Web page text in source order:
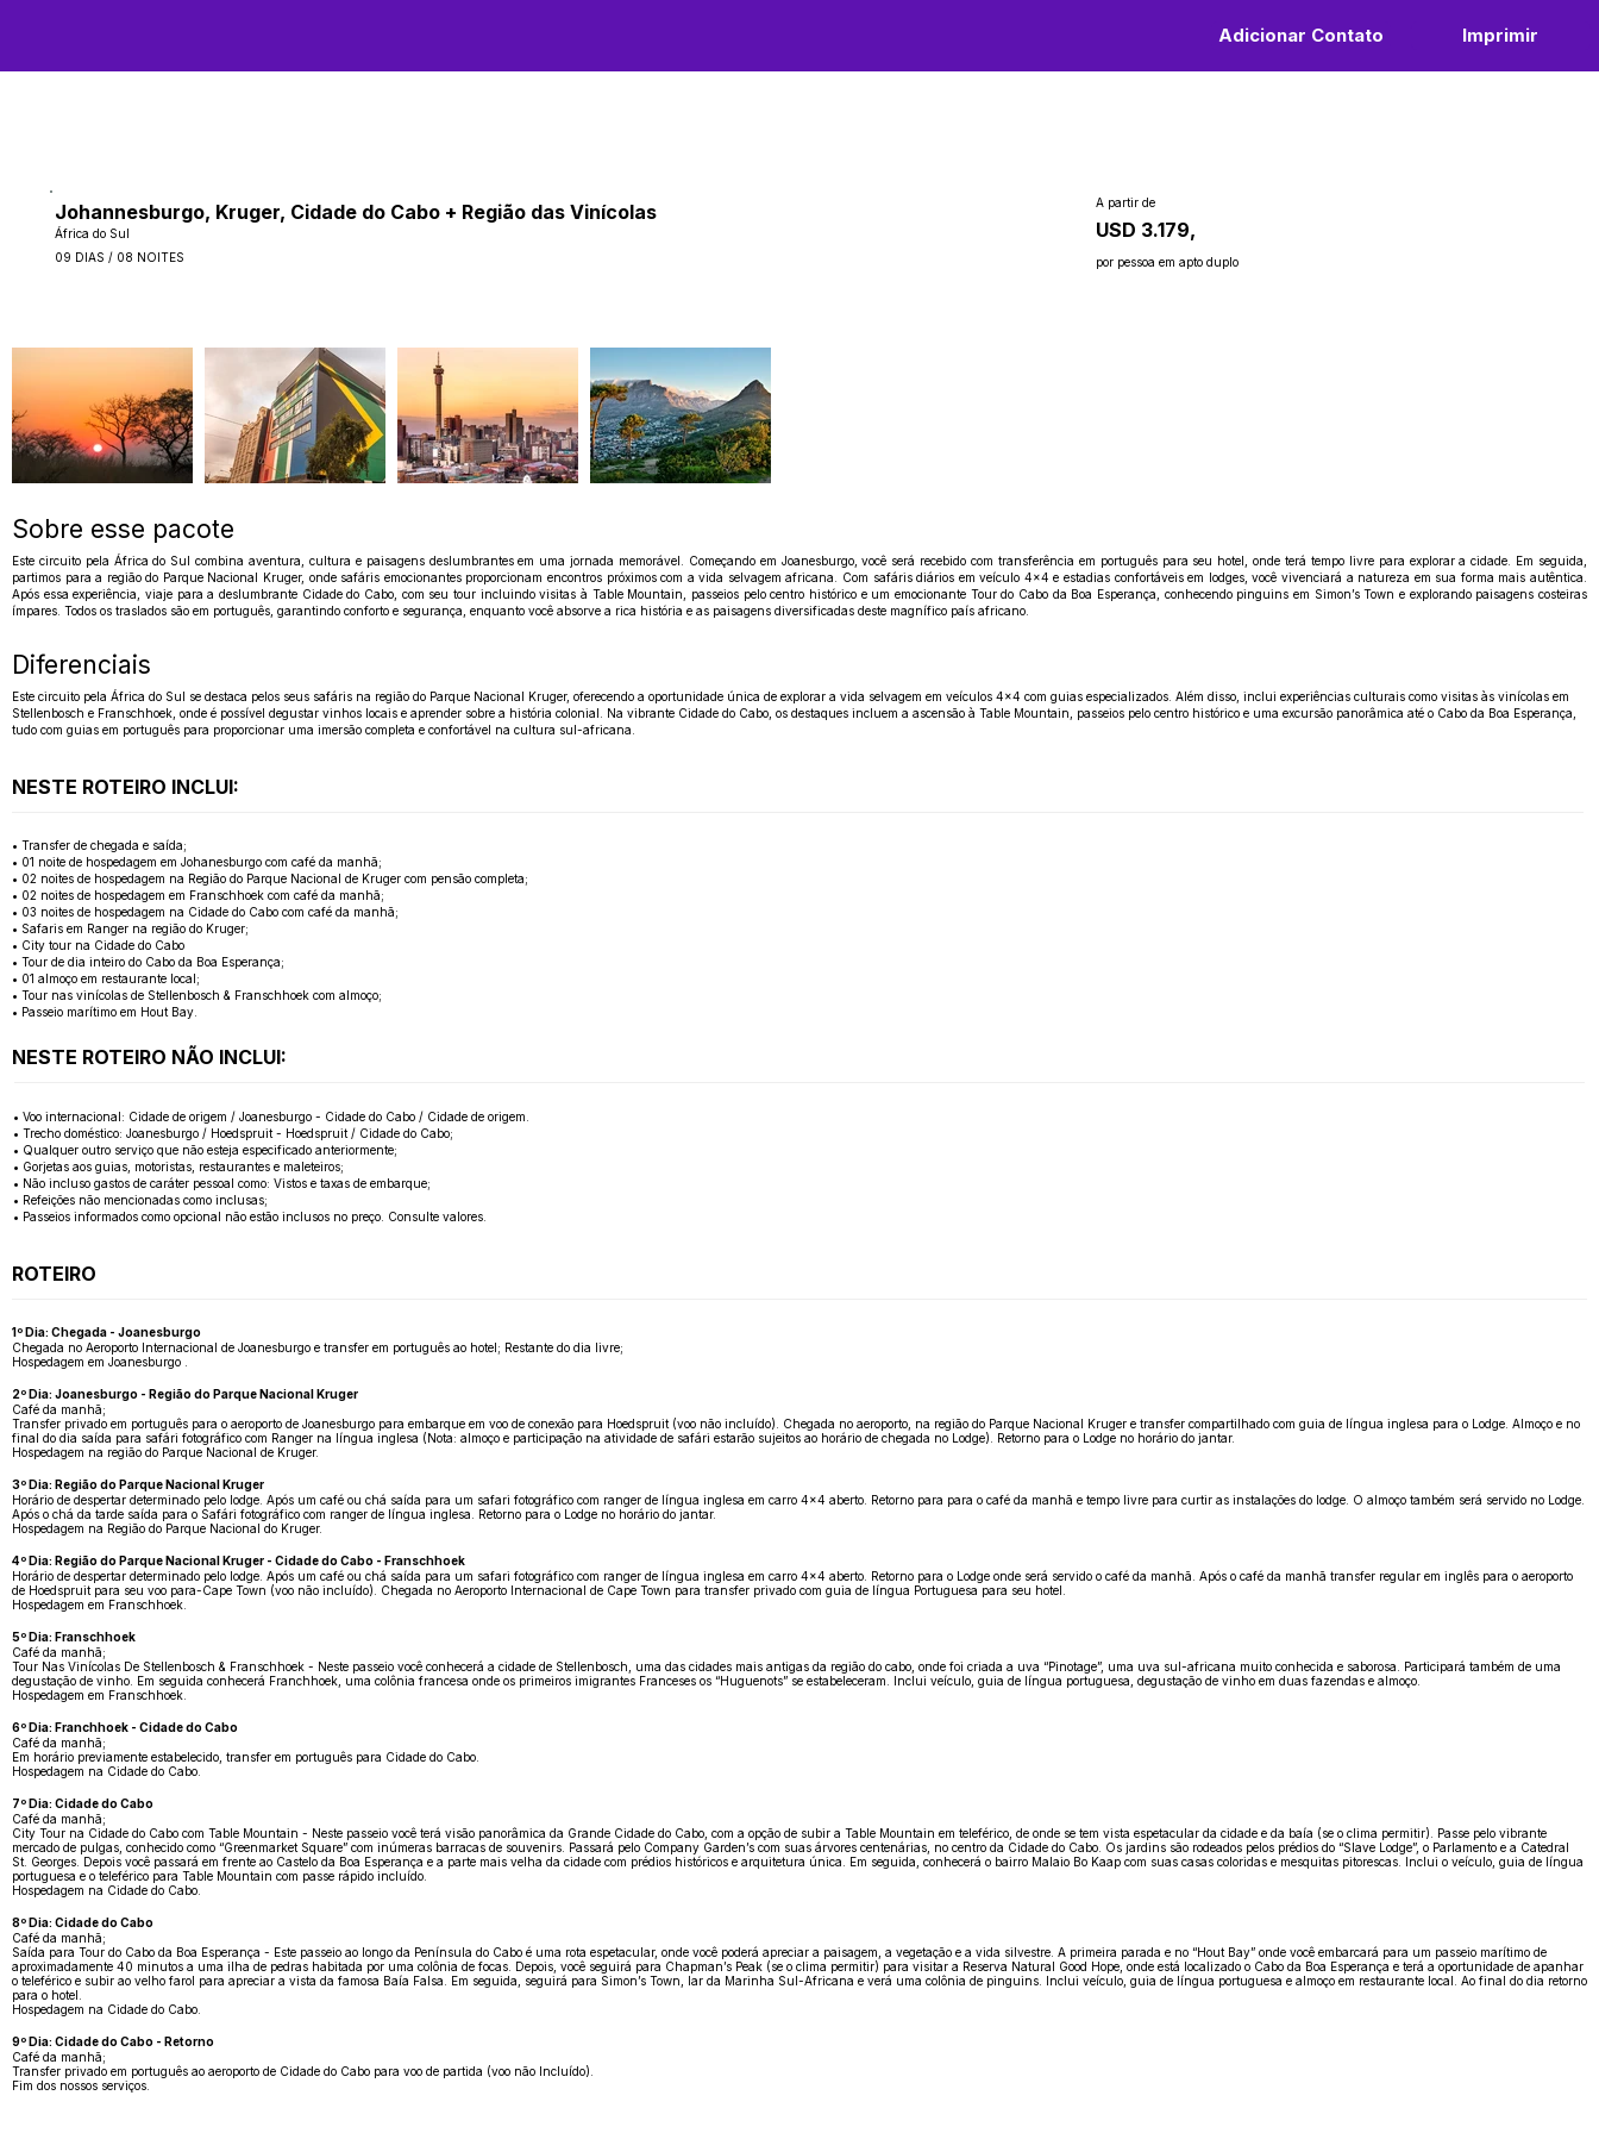
Adicionar Contato Imprimir
Johannesburgo, Kruger, Cidade do Cabo + Região das Vinícolas
África do Sul
09 DIAS / 08 NOITES
A partir de
USD 3.179,
por pessoa em apto duplo
Sobre esse pacote
Este circuito pela África do Sul combina aventura, cultura e paisagens deslumbrantes em uma jornada memorável. Começando em Joanesburgo, você será recebido com transferência em português para seu hotel, onde terá tempo livre para explorar a cidade. Em seguida,
partimos para a região do Parque Nacional Kruger, onde safáris emocionantes proporcionam encontros próximos com a vida selvagem africana. Com safáris diários em veículo 4x4 e estadias confortáveis em lodges, você vivenciará a natureza em sua forma mais autêntica.
Após essa experiência, viaje para a deslumbrante Cidade do Cabo, com seu tour incluindo visitas à Table Mountain, passeios pelo centro histórico e um emocionante Tour do Cabo da Boa Esperança, conhecendo pinguins em Simon’s Town e explorando paisagens costeiras
ímpares. Todos os traslados são em português, garantindo conforto e segurança, enquanto você absorve a rica história e as paisagens diversificadas deste magnífico país africano.
Diferenciais
Este circuito pela África do Sul se destaca pelos seus safáris na região do Parque Nacional Kruger, oferecendo a oportunidade única de explorar a vida selvagem em veículos 4x4 com guias especializados. Além disso, inclui experiências culturais como visitas às vinícolas em
Stellenbosch e Franschhoek, onde é possível degustar vinhos locais e aprender sobre a história colonial. Na vibrante Cidade do Cabo, os destaques incluem a ascensão à Table Mountain, passeios pelo centro histórico e uma excursão panorâmica até o Cabo da Boa Esperança,
tudo com guias em português para proporcionar uma imersão completa e confortável na cultura sul-africana.
NESTE ROTEIRO INCLUI:
• Transfer de chegada e saída;
• 01 noite de hospedagem em Johanesburgo com café da manhã;
• 02 noites de hospedagem na Região do Parque Nacional de Kruger com pensão completa;
• 02 noites de hospedagem em Franschhoek com café da manhã;
• 03 noites de hospedagem na Cidade do Cabo com café da manhã;
• Safaris em Ranger na região do Kruger;
• City tour na Cidade do Cabo
• Tour de dia inteiro do Cabo da Boa Esperança;
• 01 almoço em restaurante local;
• Tour nas vinícolas de Stellenbosch & Franschhoek com almoço;
• Passeio marítimo em Hout Bay.
NESTE ROTEIRO NÃO INCLUI:
• Voo internacional: Cidade de origem / Joanesburgo - Cidade do Cabo / Cidade de origem.
• Trecho doméstico: Joanesburgo / Hoedspruit - Hoedspruit / Cidade do Cabo;
• Qualquer outro serviço que não esteja especificado anteriormente;
• Gorjetas aos guias, motoristas, restaurantes e maleteiros;
• Não incluso gastos de caráter pessoal como: Vistos e taxas de embarque;
• Refeições não mencionadas como inclusas;
• Passeios informados como opcional não estão inclusos no preço. Consulte valores.
ROTEIRO
1º Dia: Chegada - Joanesburgo
Chegada no Aeroporto Internacional de Joanesburgo e transfer em português ao hotel; Restante do dia livre;
Hospedagem em Joanesburgo .
2º Dia: Joanesburgo - Região do Parque Nacional Kruger
Café da manhã;
Transfer privado em português para o aeroporto de Joanesburgo para embarque em voo de conexão para Hoedspruit (voo não incluído). Chegada no aeroporto, na região do Parque Nacional Kruger e transfer compartilhado com guia de língua inglesa para o Lodge. Almoço e no
final do dia saída para safári fotográfico com Ranger na língua inglesa (Nota: almoço e participação na atividade de safári estarão sujeitos ao horário de chegada no Lodge). Retorno para o Lodge no horário do jantar.
Hospedagem na região do Parque Nacional de Kruger.
3º Dia: Região do Parque Nacional Kruger
Horário de despertar determinado pelo lodge. Após um café ou chá saída para um safari fotográfico com ranger de língua inglesa em carro 4x4 aberto. Retorno para para o café da manhã e tempo livre para curtir as instalações do lodge. O almoço também será servido no Lodge.
Após o chá da tarde saída para o Safári fotográfico com ranger de língua inglesa. Retorno para o Lodge no horário do jantar.
Hospedagem na Região do Parque Nacional do Kruger.
4º Dia: Região do Parque Nacional Kruger - Cidade do Cabo - Franschhoek
Horário de despertar determinado pelo lodge. Após um café ou chá saída para um safari fotográfico com ranger de língua inglesa em carro 4x4 aberto. Retorno para o Lodge onde será servido o café da manhã. Após o café da manhã transfer regular em inglês para o aeroporto
de Hoedspruit para seu voo para-Cape Town (voo não incluído). Chegada no Aeroporto Internacional de Cape Town para transfer privado com guia de língua Portuguesa para seu hotel.
Hospedagem em Franschhoek.
5º Dia: Franschhoek
Café da manhã;
Tour Nas Vinícolas De Stellenbosch & Franschhoek - Neste passeio você conhecerá a cidade de Stellenbosch, uma das cidades mais antigas da região do cabo, onde foi criada a uva “Pinotage”, uma uva sul-africana muito conhecida e saborosa. Participará também de uma
degustação de vinho. Em seguida conhecerá Franchhoek, uma colônia francesa onde os primeiros imigrantes Franceses os “Huguenots” se estabeleceram. Inclui veículo, guia de língua portuguesa, degustação de vinho em duas fazendas e almoço.
Hospedagem em Franschhoek.
6º Dia: Franchhoek - Cidade do Cabo
Café da manhã;
Em horário previamente estabelecido, transfer em português para Cidade do Cabo.
Hospedagem na Cidade do Cabo.
7º Dia: Cidade do Cabo
Café da manhã;
City Tour na Cidade do Cabo com Table Mountain - Neste passeio você terá visão panorâmica da Grande Cidade do Cabo, com a opção de subir a Table Mountain em teleférico, de onde se tem vista espetacular da cidade e da baía (se o clima permitir). Passe pelo vibrante
mercado de pulgas, conhecido como “Greenmarket Square” com inúmeras barracas de souvenirs. Passará pelo Company Garden’s com suas árvores centenárias, no centro da Cidade do Cabo. Os jardins são rodeados pelos prédios do “Slave Lodge”, o Parlamento e a Catedral
St. Georges. Depois você passará em frente ao Castelo da Boa Esperança e a parte mais velha da cidade com prédios históricos e arquitetura única. Em seguida, conhecerá o bairro Malaio Bo Kaap com suas casas coloridas e mesquitas pitorescas. Inclui o veículo, guia de língua
portuguesa e o teleférico para Table Mountain com passe rápido incluído.
Hospedagem na Cidade do Cabo.
8º Dia: Cidade do Cabo
Café da manhã;
Saída para Tour do Cabo da Boa Esperança - Este passeio ao longo da Península do Cabo é uma rota espetacular, onde você poderá apreciar a paisagem, a vegetação e a vida silvestre. A primeira parada e no “Hout Bay” onde você embarcará para um passeio marítimo de
aproximadamente 40 minutos a uma ilha de pedras habitada por uma colônia de focas. Depois, você seguirá para Chapman’s Peak (se o clima permitir) para visitar a Reserva Natural Good Hope, onde está localizado o Cabo da Boa Esperança e terá a oportunidade de apanhar
o teleférico e subir ao velho farol para apreciar a vista da famosa Baía Falsa. Em seguida, seguirá para Simon’s Town, lar da Marinha Sul-Africana e verá uma colônia de pinguins. Inclui veículo, guia de língua portuguesa e almoço em restaurante local. Ao final do dia retorno
para o hotel.
Hospedagem na Cidade do Cabo.
9º Dia: Cidade do Cabo - Retorno
Café da manhã;
Transfer privado em português ao aeroporto de Cidade do Cabo para voo de partida (voo não Incluído).
Fim dos nossos serviços.